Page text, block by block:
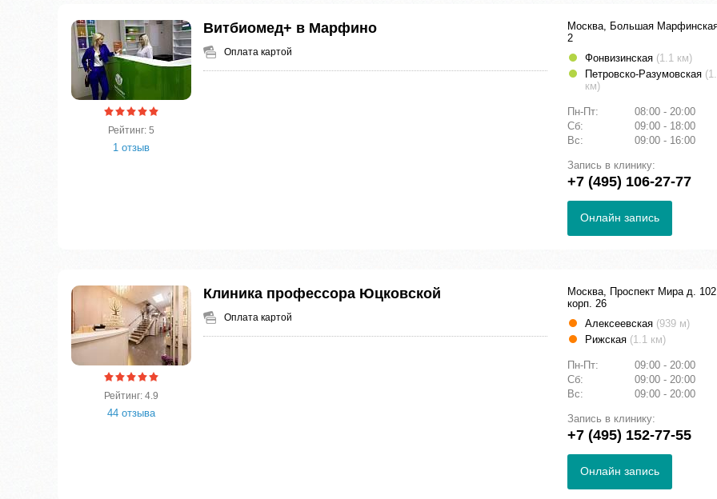
Рейтинг: 5
1 отзыв
Витбиомед+ в Марфино
Оплата картой
Москва, Большая
2
Фонвизинская (1.1 км)
Петровско-Разумовская
км)
Пн-Пт:
08:00 - 20:00
Сб:
09:00 - 18:00
Вс:
09:00 - 16:00
Запись в клинику:
+7 (495) 106-27-77
Онлайн запись
Рейтинг: 4.9
44 отзыва
Клиника профессора Юцковской
Оплата картой
Москва, Проспект Мира д.
корп. 26
Алексеевская (939 м)
Рижская (1.1 км)
Пн-Пт:
09:00 - 20:00
Сб:
09:00 - 20:00
Вс:
09:00 - 20:00
Запись в клинику:
+7 (495) 152-77-55
Онлайн запись